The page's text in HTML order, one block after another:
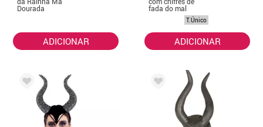
Dourada
ADICIONAR
fada do mal
T.Único
ADICIONAR